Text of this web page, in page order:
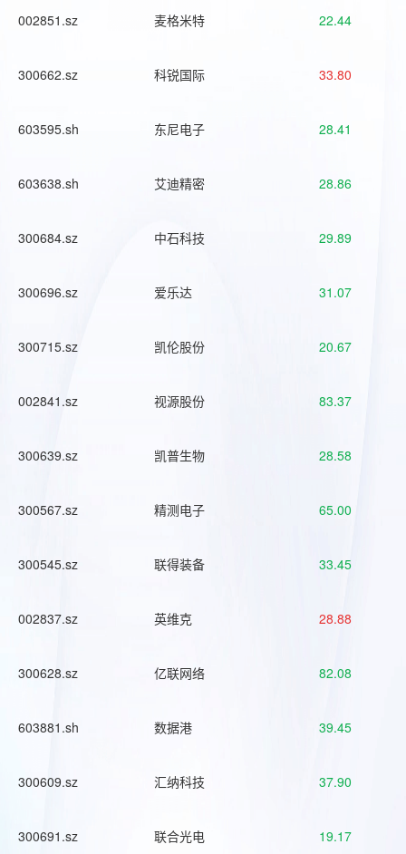
002851.sz 麦格米特 22.44
300662.sz 科锐国际 33.80
603595.sh 东尼电子 28.41
603638.sh 艾迪精密 28.86
300684.sz 中石科技 29.89
300696.sz 爱乐达 31.07
300715.sz 凯伦股份 20.67
002841.sz 视源股份 83.37
300639.sz 凯普生物 28.58
300567.sz 精测电子 65.00
300545.sz 联得装备 33.45
002837.sz 英维克 28.88
300628.sz 亿联网络 82.08
603881.sh 数据港 39.45
300609.sz 汇纳科技 37.90
300691.sz 联合光电 19.17